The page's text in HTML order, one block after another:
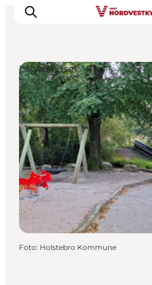
Feriesteder
Inspiration
Handicapvenlig ferie
Events
Overnatning
Planlæg din ferie
Legepladser
Foto: Holstebro Kommune